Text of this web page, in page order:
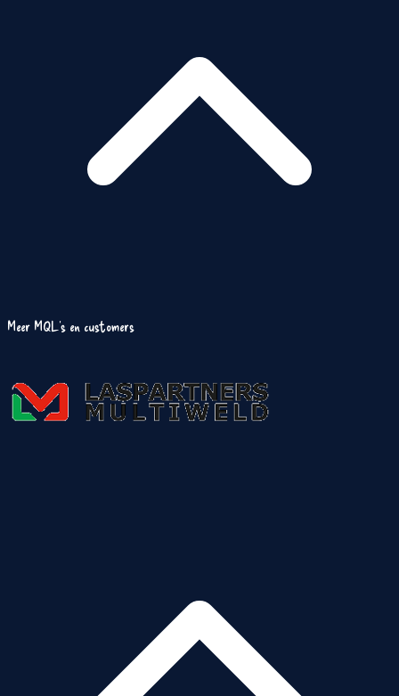
Meer MQL's en customers